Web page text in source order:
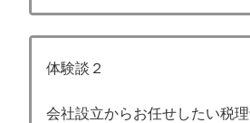
体験談２
会社設立からお任せしたい税